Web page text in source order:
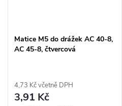
Matice M5 do drážek AC 40-8,
AC 45-8, čtvercová
4,73 Kč včetně DPH
3,91 Kč